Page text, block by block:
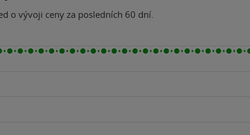
o vývoji ceny za posledních 60 dní.